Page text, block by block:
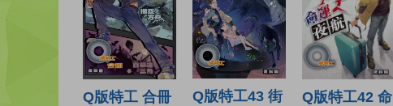
Q版特工 合冊
Q版特工43 街
Q版特工42 命